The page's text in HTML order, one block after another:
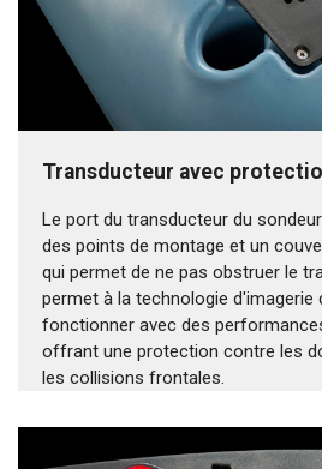
Transducteur avec
Le port du transducteur du
des points de montage et un
qui permet de ne pas obstruer le
permet à la technologie d'imagerie
fonctionner avec des
offrant une protection contre les
les collisions frontales.